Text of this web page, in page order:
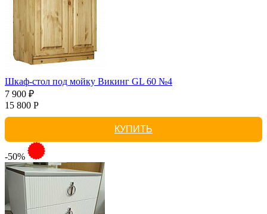
Шкаф-стол под мойку Викинг GL 60 №4
7 900 ₽
15 800 Р
КУПИТЬ
-50%